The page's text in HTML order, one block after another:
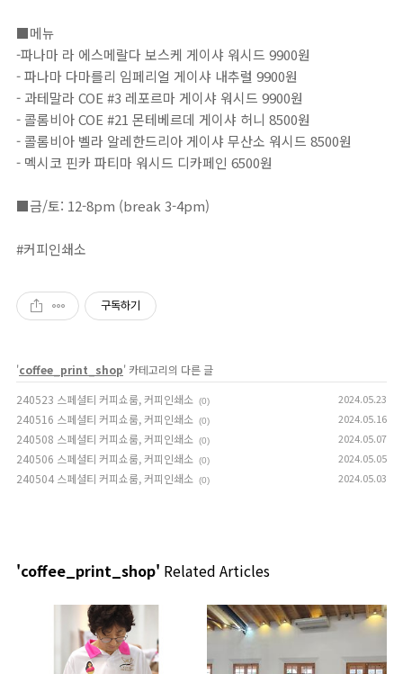
■메뉴⁣⁣⁣⁣⁣⁣⁣⁣⁣⁣⁣⁣⁣⁣⁣⁣⁣⁣⁣⁣⁣⁣⁣⁣⁣⁣⁣⁣⁣⁣⁣⁣⁣⁣⁣⁣⁣⁣⁣⁣⁣⁣⁣⁣⁣⁣⁣⁣⁣⁣⁣⁣⁣⁣⁣⁣⁣⁣⁣⁣⁣⁣⁣⁣⁣⁣⁣⁣⁣⁣⁣⁣⁣⁣⁣⁣⁣⁣⁣⁣⁣⁣⁣⁣⁣⁣⁣⁣⁣⁣⁣⁣⁣⁣⁣⁣⁣⁣⁣⁣⁣⁣⁣⁣⁣⁣⁣⁣⁣⁣⁣⁣⁣⁣⁣⁣⁣⁣⁣⁣⁣⁣⁣⁣⁣⁣⁣⁣⁣⁣⁣⁣⁣⁣⁣⁣⁣⁣⁣⁣⁣⁣⁣⁣⁣⁣⁣⁣⁣⁣⁣⁣⁣⁣⁣⁣⁣⁣⁣⁣⁣⁣⁣⁣⁣⁣⁣⁣⁣⁣⁣⁣⁣⁣⁣⁣⁣⁣⁣⁣⁣⁣⁣⁣⁣⁣⁣⁣⁣⁣⁣⁣⁣⁣⁣⁣⁣⁣⁣⁣⁣⁣⁣⁣⁣⁣⁣⁣⁣⁣⁣⁣⁣⁣⁣⁣⁣⁣⁣⁣⁣⁣⁣⁣⁣⁣⁣⁣⁣⁣⁣⁣⁣⁣⁣⁣⁣⁣⁣⁣⁣⁣⁣⁣⁣⁣⁣⁣⁣⁣⁣⁣⁣⁣⁣⁣⁣⁣⁣⁣⁣⁣⁣⁣⁣⁣⁣⁣⁣⁣⁣⁣⁣⁣⁣⁣⁣⁣⁣⁣⁣⁣⁣⁣⁣⁣⁣⁣⁣⁣⁣⁣⁣⁣⁣⁣⁣⁣⁣⁣⁣⁣⁣⁣⁣⁣⁣⁣⁣⁣⁣
-파나마 라 에스메랄다 보스케 게이샤 워시드 9900원
- 파나마 다마를리 임페리얼 게이샤 내추럴 9900원
- 과테말라 COE #3 레포르마 게이샤 워시드 9900원
- 콜롬비아 COE #21 몬테베르데 게이샤 허니 8500원
- 콜롬비아 벨라 알레한드리아 게이샤 무산소 워시드 8500원
- 멕시코 핀카 파티마 워시드 디카페인 6500원
■금/토: 12-8pm (break 3-4pm)⁣⁣⁣⁣⁣⁣⁣⁣⁣⁣⁣⁣⁣⁣⁣⁣⁣⁣⁣⁣⁣⁣⁣⁣⁣⁣⁣⁣⁣⁣⁣⁣⁣⁣⁣⁣⁣⁣⁣⁣⁣⁣⁣⁣⁣⁣⁣⁣⁣⁣⁣⁣⁣⁣⁣⁣⁣⁣⁣⁣⁣⁣⁣⁣⁣⁣⁣⁣⁣⁣⁣⁣⁣⁣⁣⁣⁣⁣⁣⁣⁣⁣⁣⁣⁣⁣⁣⁣⁣⁣⁣⁣⁣⁣⁣⁣⁣⁣⁣⁣⁣⁣⁣⁣⁣⁣⁣⁣⁣⁣⁣⁣⁣⁣⁣⁣⁣⁣⁣⁣⁣⁣⁣⁣⁣⁣⁣⁣⁣⁣⁣⁣⁣⁣⁣⁣⁣⁣⁣⁣⁣⁣⁣⁣⁣⁣⁣⁣⁣⁣⁣⁣⁣⁣⁣⁣⁣⁣⁣⁣⁣⁣⁣⁣⁣⁣⁣⁣⁣⁣⁣⁣⁣⁣⁣⁣⁣⁣⁣⁣⁣⁣⁣⁣⁣⁣⁣⁣⁣⁣⁣⁣⁣⁣⁣⁣⁣⁣⁣⁣⁣⁣⁣⁣⁣⁣⁣⁣⁣⁣⁣⁣⁣⁣⁣⁣⁣⁣⁣⁣⁣⁣⁣⁣⁣⁣⁣⁣⁣⁣⁣⁣⁣⁣⁣⁣⁣⁣⁣⁣⁣⁣⁣⁣⁣⁣⁣⁣⁣⁣⁣⁣⁣⁣⁣⁣⁣⁣⁣⁣⁣⁣⁣⁣⁣⁣⁣⁣⁣⁣⁣⁣⁣⁣⁣⁣⁣⁣⁣⁣⁣⁣⁣⁣⁣⁣⁣⁣⁣⁣⁣⁣⁣⁣⁣⁣⁣⁣⁣⁣⁣⁣⁣⁣
#커피인쇄소
공감 구독하기
'coffee_print_shop' 카테고리의 다른 글
240523 스페셜티 커피쇼룸, 커피인쇄소 (0) 2024.05.23
240516 스페셜티 커피쇼룸, 커피인쇄소 (0) 2024.05.16
240508 스페셜티 커피쇼룸, 커피인쇄소 (0) 2024.05.07
240506 스페셜티 커피쇼룸, 커피인쇄소 (0) 2024.05.05
240504 스페셜티 커피쇼룸, 커피인쇄소 (0) 2024.05.03
'coffee_print_shop' Related Articles